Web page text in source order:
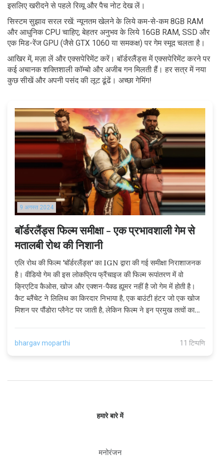
इसलिए खरीदने से पहले रिव्यू और पैच नोट देख लें।
सिस्टम सुझाव सरल रखें: न्यूनतम खेलने के लिये कम-से-कम 8GB RAM
और आधुनिक CPU चाहिए; बेहतर अनुभव के लिये 16GB RAM, SSD और
एक मिड-रेंज GPU (जैसे GTX 1060 या समकक्ष) पर गेम स्मूद चलता है।
आखिर में, मज़ा लें और एक्सपेरिमेंट करें। बॉर्डरलैंड्स में एक्सपेरिमेंट करने पर
कई अचानक शक्तिशाली कॉम्बो और अजीब गन मिलती हैं। हर सत्र में नया
कुछ सीखें और अपनी पसंद की लूट ढूंढें। अच्छा गेमिंग!
9 अगस्त 2024
बॉर्डरलैंड्स फिल्म समीक्षा - एक प्रभावशाली गेम से
मतालबी रोथ की निशानी
एलि रोथ की फिल्म 'बॉर्डरलैंड्स' का IGN द्वारा की गई समीक्षा निराशाजनक
है। वीडियो गेम की इस लोकप्रिय फ्रैंचाइज की फिल्म रूपांतरण में वो
क्रिएटिव कैओस, खोज और एक्शन-पैक्ड ह्यूमर नहीं है जो गेम में होती है।
कैट ब्लैंचेट ने लिलिथ का किरदार निभाया है, एक बाउंटी हंटर जो एक खोज
मिशन पर पौंडोरा प्लैनेट पर जाती है, लेकिन फिल्म ने इन प्रमुख तत्वों का
bhargav moparthi 11 टिप्पणि
हमारे बारे में
मनोरंजन